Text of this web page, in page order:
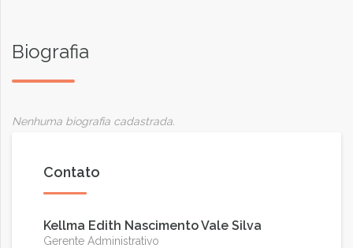
Biografia
Nenhuma biografia cadastrada.
Contato
Kellma Edith Nascimento Vale Silva
Gerente Administrativo